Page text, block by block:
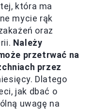
która ma
mycie rąk
oraz
Należy
przetrwać na
przez
Dlatego
jak dbać o
uwagę na